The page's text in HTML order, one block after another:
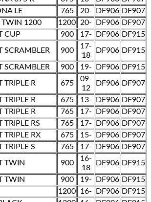
LE 765 20- DF906 DF907
TWIN 1200 1200 20- DF906 DF907
CUP 900 17- DF906 DF915
SCRAMBLER 900
17-
18
DF906 DF915
SCRAMBLER 900 19- DF906 DF915
TRIPLE R 675
09-
12
DF906 DF907
TRIPLE R 675 13- DF906 DF907
TRIPLE R 765 17- DF906 DF907
TRIPLE RS 765 17- DF906 DF907
TRIPLE RX 675 15- DF906 DF907
TRIPLE S 765 17- DF906 DF907
TWIN 900
16-
18
DF906 DF915
TWIN 900 19- DF906 DF915
1200 16- DF906 DF915